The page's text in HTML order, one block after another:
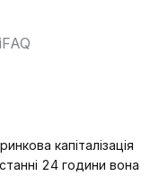
FAQ
капіталізація
24 години вона